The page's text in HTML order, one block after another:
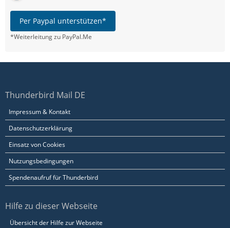
Per Paypal unterstützen*
*Weiterleitung zu PayPal.Me
Thunderbird Mail DE
Impressum & Kontakt
Datenschutzerklärung
Einsatz von Cookies
Nutzungsbedingungen
Spendenaufruf für Thunderbird
Hilfe zu dieser Webseite
Übersicht der Hilfe zur Webseite